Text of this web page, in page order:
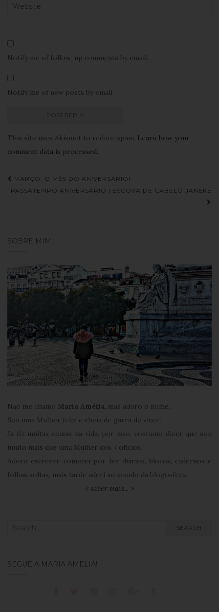
Notify me of follow-up comments by email.
Notify me of new posts by email.
This site uses Akismet to reduce spam. Learn how your
comment data is processed.
Navegação
de
MARÇO, O MÊS DO ANIVERSÁRIO!
PASSATEMPO ANIVERSÁRIO | ESCOVA DE CABELO JANEKE
SOBRE MIM…
Não me chamo Maria Amélia, mas adoro o nome.
Sou uma Mulher feliz e cheia de garra de viver!
Já fiz muitas coisas na vida, por isso, costumo dizer que sou
muito mais que uma Mulher dos 7 ofícios.
Adoro escrever, comecei por ter diários, blocos, cadernos e
folhas soltas, mais tarde aderi ao mundo da blogosfera.
< saber mais... >
SEARCH
SEGUE A MARIA AMÉLIA!